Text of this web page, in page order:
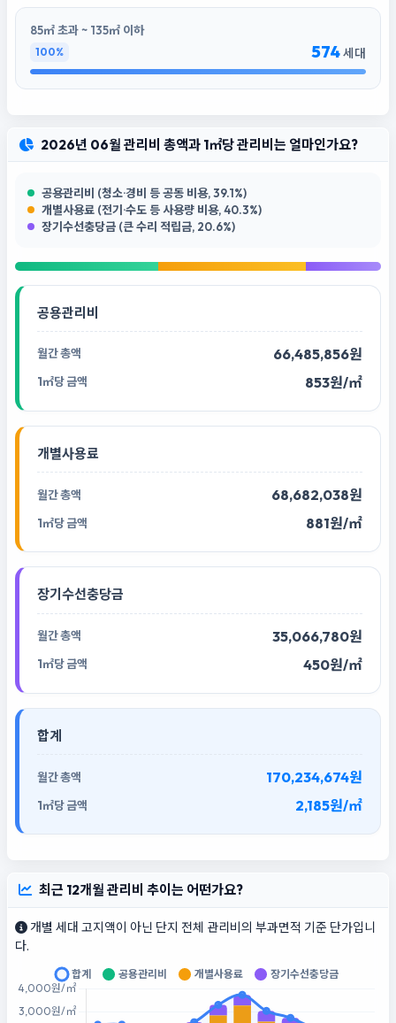
85㎡ 초과 ~ 135㎡ 이하
100% 574세대
2026년 06월 관리비 총액과 1㎡당 관리비는 얼마인가요?
공용관리비 (청소·경비 등 공동 비용, 39.1%)
개별사용료 (전기·수도 등 사용량 비용, 40.3%)
장기수선충당금 (큰 수리 적립금, 20.6%)
공용관리비
66,485,856원
853원/㎡
개별사용료
68,682,038원
881원/㎡
장기수선충당금
35,066,780원
450원/㎡
합계
170,234,674원
2,185원/㎡
최근 12개월 관리비 추이는 어떤가요?
개별 세대 고지액이 아닌 단지 전체 관리비의 부과면적 기준 단가입니
다.